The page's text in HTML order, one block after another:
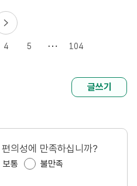
4 5 104
글쓰기
의성에 만족하십니까?
보통
불만족